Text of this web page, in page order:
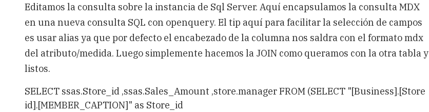
Editamos la consulta sobre la instancia de Sql Server. Aquí encapsulamos la consulta MDX
en una nueva consulta SQL con openquery. El tip aquí para facilitar la selección de campos
es usar alias ya que por defecto el encabezado de la columna nos saldra con el formato mdx
del atributo/medida. Luego simplemente hacemos la JOIN como queramos con la otra tabla y
listos.
SELECT ssas.Store_id ,ssas.Sales_Amount ,store.manager FROM (SELECT "[Business].[Store
id].[MEMBER_CAPTION]" as Store_id